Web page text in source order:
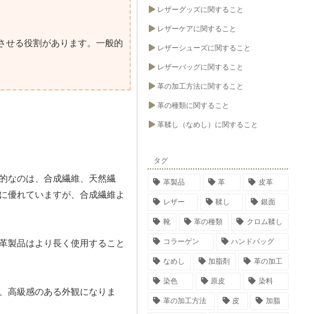
せる役割があります。一般的
なのは、合成繊維、天然繊
優れていますが、合成繊維よ
製品はより長く使用すること
高級感のある外観になりま
レザーグッズに関すること
レザーケアに関すること
レザーシューズに関すること
レザーバッグに関すること
革の加工方法に関すること
革の種類に関すること
革鞣し（なめし）に関すること
タグ
革製品 革 皮革
レザー 鞣し 銀面
靴 革の種類 クロム鞣し
コラーゲン ハンドバッグ
なめし 加脂剤 革の加工
染色 原皮 染料
革の加工方法 皮 加脂